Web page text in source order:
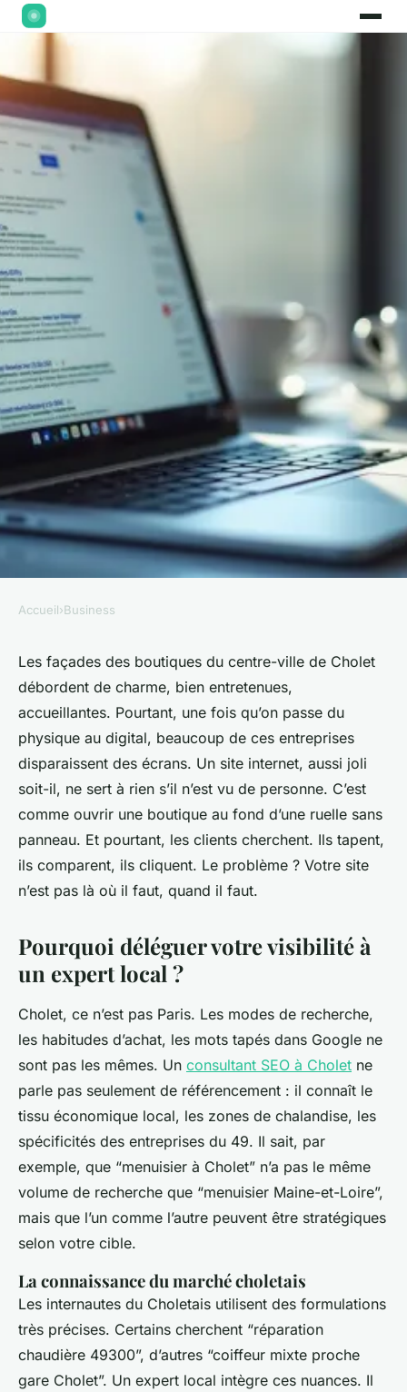
Comment un consultant SEO à
Cholet peut améliorer votre
visibilité en ligne
Meissa•18/05/2026 15:23•9 min de lecture
Accueil›Business
Les façades des boutiques du centre-ville de Cholet
débordent de charme, bien entretenues,
accueillantes. Pourtant, une fois qu’on passe du
physique au digital, beaucoup de ces entreprises
disparaissent des écrans. Un site internet, aussi joli
soit-il, ne sert à rien s’il n’est vu de personne. C’est
comme ouvrir une boutique au fond d’une ruelle sans
panneau. Et pourtant, les clients cherchent. Ils tapent,
ils comparent, ils cliquent. Le problème ? Votre site
n’est pas là où il faut, quand il faut.
Pourquoi déléguer votre visibilité à
un expert local ?
Cholet, ce n’est pas Paris. Les modes de recherche,
les habitudes d’achat, les mots tapés dans Google ne
sont pas les mêmes. Un consultant SEO à Cholet ne
parle pas seulement de référencement : il connaît le
tissu économique local, les zones de chalandise, les
spécificités des entreprises du 49. Il sait, par
exemple, que “menuisier à Cholet” n’a pas le même
volume de recherche que “menuisier Maine-et-Loire”,
mais que l’un comme l’autre peuvent être stratégiques
selon votre cible.
La connaissance du marché choletais
Les internautes du Choletais utilisent des formulations
très précises. Certains cherchent “réparation
chaudière 49300”, d’autres “coiffeur mixte proche
gare Cholet”. Un expert local intègre ces nuances. Il